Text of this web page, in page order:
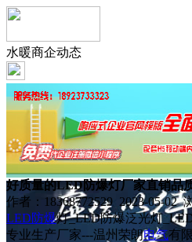
水暖商企动态
好质量的LED防爆灯厂家直销品
作者：18368772529 2023-05-02
LED防爆灯_LED防爆泛光灯
专业生产厂家---温州荣朗电气有